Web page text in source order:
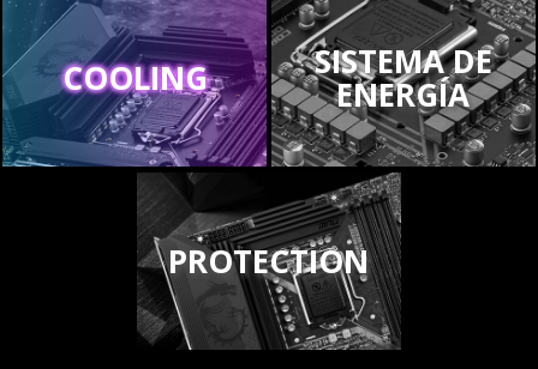
COOLING SISTEMA DE
ENERGÍA
PROTECTION